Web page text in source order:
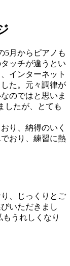
5月からピアノも
ッチが違うとい
インターネット
た。元々調律が
のではと思いま
したが、とても
り、納得のいく
おり、練習に熱
、じっくりとご
いただきまし
うれしくなり